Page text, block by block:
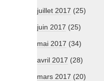
juillet 2017 (25)
juin 2017 (25)
mai 2017 (34)
avril 2017 (28)
mars 2017 (20)